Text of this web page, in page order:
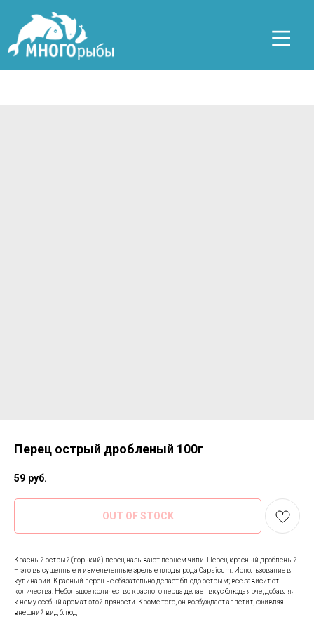
Перец острый дробленый 100г
59 руб.
OUT OF STOCK
Красный острый (горький) перец называют перцем чили. Перец красный дробленый
– это высушенные и измельченные зрелые плоды рода Capsicum. Использование в
кулинарии. Красный перец не обязательно делает блюдо острым; все зависит от
количества. Небольшое количество красного перца делает вкус блюда ярче, добавляя
к нему особый аромат этой пряности. Кроме того, он возбуждает аппетит, оживляя
внешний вид блюд